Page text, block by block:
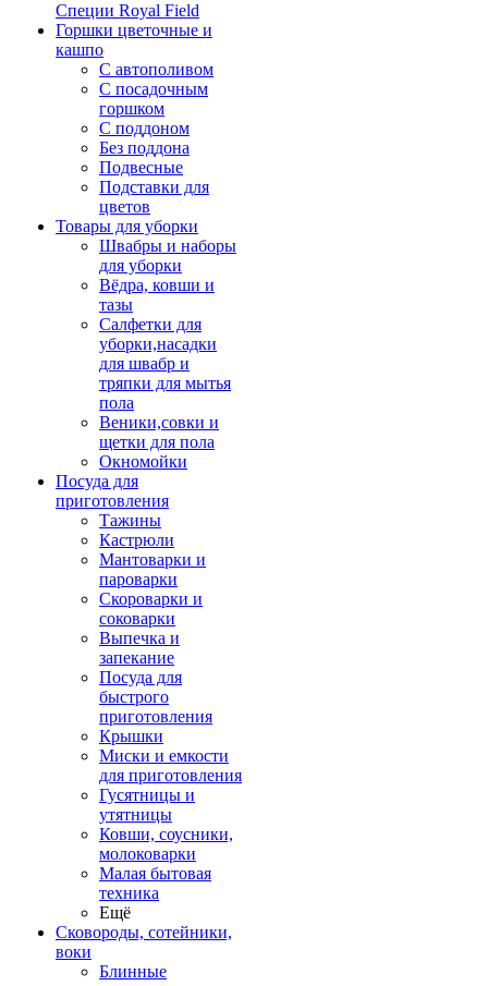
Специи Royal Field
Горшки цветочные и
кашпо
С автополивом
С посадочным
горшком
С поддоном
Без поддона
Подвесные
Подставки для
цветов
Товары для уборки
Швабры и наборы
для уборки
Вёдра, ковши и
тазы
Салфетки для
уборки,насадки
для швабр и
тряпки для мытья
пола
Веники,совки и
щетки для пола
Окномойки
Посуда для
приготовления
Тажины
Кастрюли
Мантоварки и
пароварки
Скороварки и
соковарки
Выпечка и
запекание
Посуда для
быстрого
приготовления
Крышки
Миски и емкости
для приготовления
Гусятницы и
утятницы
Ковши, соусники,
молоковарки
Малая бытовая
техника
Ещё
Сковороды, сотейники,
воки
Блинные